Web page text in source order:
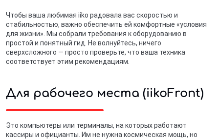
Чтобы ваша любимая iiko радовала вас скоростью и
стабильностью, важно обеспечить ей комфортные «условия
для жизни». Мы собрали требования к оборудованию в
простой и понятный гид. Не волнуйтесь, ничего
сверхсложного — просто проверьте, что ваша техника
соответствует этим рекомендациям.
Для рабочего места (iikoFront)
Это компьютеры или терминалы, на которых работают
кассиры и официанты. Им не нужна космическая мощь, но